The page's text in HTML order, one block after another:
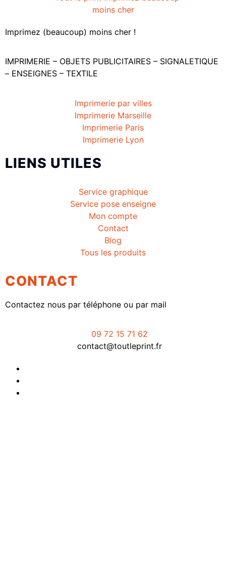
Imprimez (beaucoup) moins cher !
IMPRIMERIE – OBJETS PUBLICITAIRES – SIGNALETIQUE
– ENSEIGNES – TEXTILE
Imprimerie par villes
Imprimerie Marseille
Imprimerie Paris
Imprimerie Lyon
LIENS UTILES
Service graphique
Service pose enseigne
Mon compte
Contact
Blog
Tous les produits
CONTACT
Contactez nous par téléphone ou par mail
09 72 15 71 62
contact@toutleprint.fr